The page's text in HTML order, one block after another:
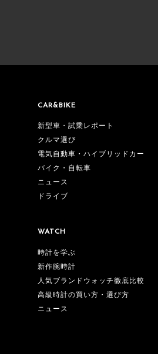
CAR&BIKE
新型車・試乗レポート
クルマ選び
電気自動車・ハイブリッドカー
バイク・自転車
ニュース
ドライブ
WATCH
時計を学ぶ
新作腕時計
人気ブランドウォッチ徹底比較
高級時計の買い方・選び方
ニュース